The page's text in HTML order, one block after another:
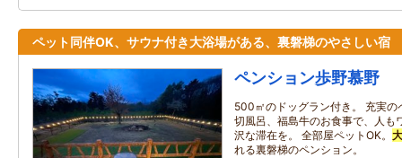
ペット同伴OK、サウナ付き大浴場がある、裏磐梯のやさしい宿
ペンション歩野慕野
500㎡のドッグラン付き。 充実の
切風呂、福島牛のお食事で、人も
沢な滞在を。 全部屋ペットOK。
れる裏磐梯のペンション。